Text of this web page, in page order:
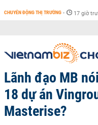
CHUYỂN ĐỘNG THỊ TRƯỜNG - 17 giờ
Lãnh đạo MB
18 dự án
Masterise?